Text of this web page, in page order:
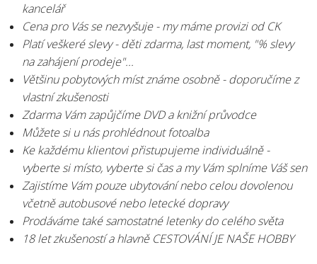
kancelář
Cena pro Vás se nezvyšuje - my máme provizi od CK
Platí veškeré slevy - děti zdarma, last moment, "% slevy
na zahájení prodeje"...
Většinu pobytových míst známe osobně - doporučíme z
vlastní zkušenosti
Zdarma Vám zapůjčíme DVD a knižní průvodce
Můžete si u nás prohlédnout fotoalba
Ke každému klientovi přistupujeme individuálně -
vyberte si místo, vyberte si čas a my Vám splníme Váš sen
Zajistíme Vám pouze ubytování nebo celou dovolenou
včetně autobusové nebo letecké dopravy
Prodáváme také samostatné letenky do celého světa
18 let zkušeností a hlavně CESTOVÁNÍ JE NAŠE HOBBY